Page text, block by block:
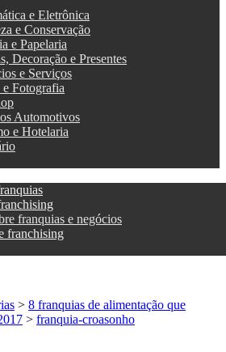
e Eletrônica
e Conservação
e Papelaria
Decoração e Presentes
e Serviços
e Fotografia
Automotivos
e Hotelaria
franquias e negócios
franchising
> 8 franquias de alimentação que
> franquia-croasonho